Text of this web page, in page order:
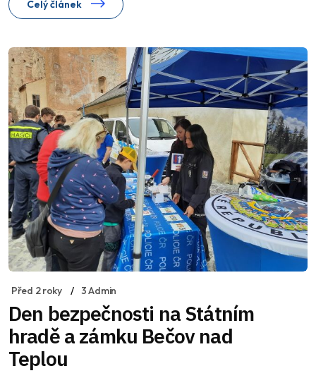
Celý článek
Před 2 roky 3 Admin
Den bezpečnosti na Státním
hradě a zámku Bečov nad
Teplou